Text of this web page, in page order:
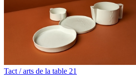
Tact / arts de la table 21